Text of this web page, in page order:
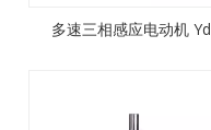
多速三相感应电动机 Yd